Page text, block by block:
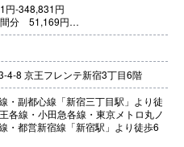
円-348,831円
間分 51,169円
支給、35時間を超える残業は追加で
ヶ月分）※決算賞与
条件あり
4-8 京王フレンテ新宿3丁目6階
・副都心線「新宿三丁目駅」より徒
各線・小田急各線・東京メトロ丸ノ
・都営新宿線「新宿駅」より徒歩6